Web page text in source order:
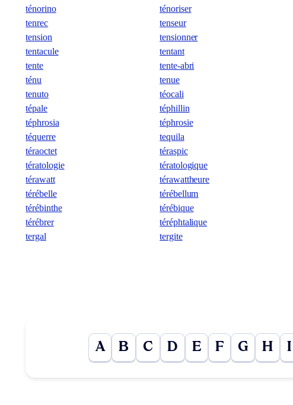
ténorino
ténoriser
tenrec
tenseur
tension
tensionner
tentacule
tentant
tente
tente-abri
ténu
tenue
tenuto
téocali
tépale
téphillin
téphrosia
téphrosie
téquerre
tequila
téraoctet
téraspic
tératologie
tératologique
térawatt
térawattheure
térébelle
térébellum
térébinthe
térébique
térébrer
téréphtalique
tergal
tergite
A B C D E F G H I